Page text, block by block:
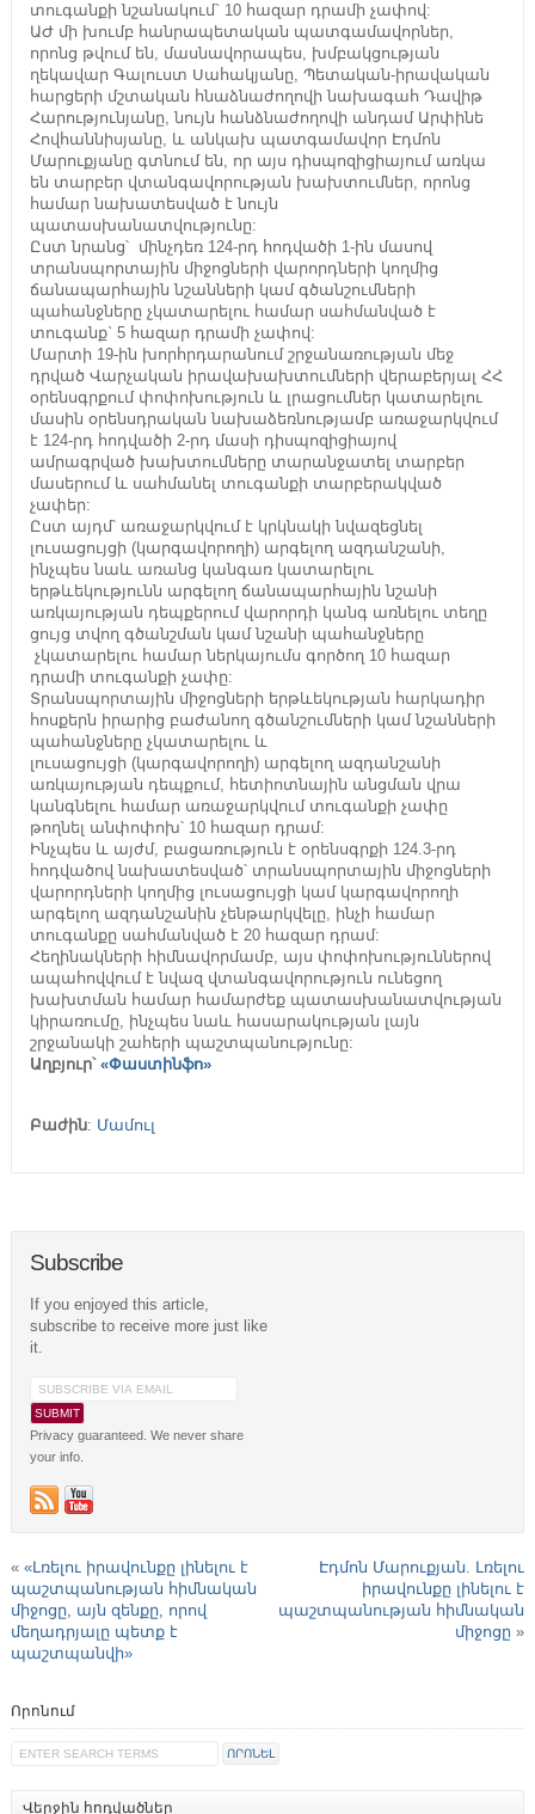
տուգանքի նշանակում` 10 հազար դրամի չափով:
ԱԺ մի խումբ հանրապետական պատգամավորներ,
որոնց թվում են, մասնավորապես, խմբակցության
ղեկավար Գալուստ Սահակյանը, Պետական-իրավական
հարցերի մշտական հնաձնաժողովի նախագահ Դավիթ
Հարությունյանը, նույն հանձնաժողովի անդամ Արփինե
Հովհաննիսյանը, և անկախ պատգամավոր Էդմոն
Մարուքյանը գտնում են, որ այս դիսպոզիցիայում առկա
են տարբեր վտանգավորության խախտումներ, որոնց
համար նախատեսված է նույն
պատասխանատվությունը:
Ըստ նրանց՝ մինչդեռ 124-րդ հոդվածի 1-ին մասով
տրանսպորտային միջոցների վարորդների կողմից
ճանապարհային նշանների կամ գծանշումների
պահանջները չկատարելու համար սահմանված է
տուգանք` 5 հազար դրամի չափով:
Մարտի 19-ին խորհրդարանում շրջանառության մեջ
դրված Վարչական իրավախախտումների վերաբերյալ ՀՀ
օրենսգրքում փոփոխություն և լրացումներ կատարելու
մասին օրենսդրական նախաձեռնությամբ առաջարկվում
է 124-րդ հոդվածի 2-րդ մասի դիսպոզիցիայով
ամրագրված խախտումները տարանջատել տարբեր
մասերում և սահմանել տուգանքի տարբերակված
չափեր:
Ըստ այդմ՝ առաջարկվում է կրկնակի նվազեցնել
լուսացույցի (կարգավորողի) արգելող ազդանշանի,
ինչպես նաև առանց կանգառ կատարելու
երթևեկությունն արգելող ճանապարհային նշանի
առկայության դեպքերում վարորդի կանգ առնելու տեղը
ցույց տվող գծանշման կամ նշանի պահանջները
չկատարելու համար ներկայումս գործող 10 հազար
դրամի տուգանքի չափը:
Տրանսպորտային միջոցների երթևեկության հարկադիր
հոսքերն իրարից բաժանող գծանշումների կամ նշանների
պահանջները չկատարելու և
լուսացույցի (կարգավորողի) արգելող ազդանշանի
առկայության դեպքում, հետիոտնային անցման վրա
կանգնելու համար առաջարկվում տուգանքի չափը
թողնել անփոփոխ՝ 10 հազար դրամ:
Ինչպես և այժմ, բացառություն է օրենսգրքի 124.3-րդ
հոդվածով նախատեսված՝ տրանսպորտային միջոցների
վարորդների կողմից լուսացույցի կամ կարգավորողի
արգելող ազդանշանին չենթարկվելը, ինչի համար
տուգանքը սահմանված է 20 հազար դրամ:
Հեղինակների հիմնավորմամբ, այս փոփոխություններով
ապահովվում է նվազ վտանգավորություն ունեցող
խախտման համար համարժեք պատասխանատվության
կիրառումը, ինչպես նաև հասարակության լայն
շրջանակի շահերի պաշտպանությունը:
Աղբյուր՝ «Փաստինֆո»
Բաժին: Մամուլ
Subscribe
If you enjoyed this article,
subscribe to receive more just like
it.
Privacy guaranteed. We never share
your info.
« «Լռելու իրավունքը լինելու է
պաշտպանության հիմնական
միջոցը, այն զենքը, որով
մեղադրյալը պետք է
պաշտպանվի»
Էդմոն Մարուքյան. Լռելու
իրավունքը լինելու է
պաշտպանության հիմնական
միջոցը »
Որոնում
Վերջին հոդվածներ